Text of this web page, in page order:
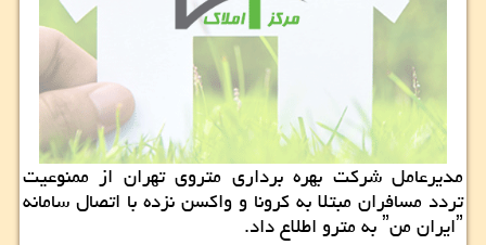
مدیرعامل شرکت بهره برداری متروی تهران از ممنوعیت
تردد مسافران مبتلا به کرونا و واکسن نزده با اتصال سامانه
ˮایران منˮ به مترو اطلاع داد.